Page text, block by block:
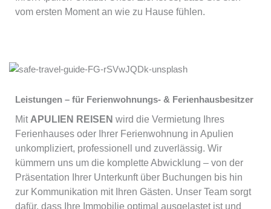
vom ersten Moment an wie zu Hause fühlen.
Leistungen – für Ferienwohnungs- & Ferienhausbesitzer
Mit APULIEN REISEN wird die Vermietung Ihres
Ferienhauses oder Ihrer Ferienwohnung in Apulien
unkompliziert, professionell und zuverlässig. Wir
kümmern uns um die komplette Abwicklung – von der
Präsentation Ihrer Unterkunft über Buchungen bis hin
zur Kommunikation mit Ihren Gästen. Unser Team sorgt
dafür, dass Ihre Immobilie optimal ausgelastet ist und